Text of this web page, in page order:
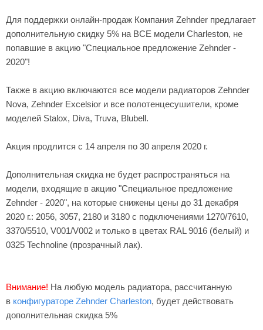
Для поддержки онлайн-продаж Компания Zehnder предлагает
дополнительную скидку 5% на ВСЕ модели Charleston, не
попавшие в акцию "Специальное предложение Zehnder -
2020"!
Также в акцию включаются все модели радиаторов Zehnder
Nova, Zehnder Excelsior и все полотенцесушители, кроме
моделей Stalox, Diva, Truva, Blubell.
Акция продлится с 14 апреля по 30 апреля 2020 г.
Дополнительная скидка не будет распространяться на
модели, входящие в акцию "Специальное предложение
Zehnder - 2020", на которые снижены цены до 31 декабря
2020 г.: 2056, 3057, 2180 и 3180 с подключениями 1270/7610,
3370/5510, V001/V002 и только в цветах RAL 9016 (белый) и
0325 Technoline (прозрачный лак).
Внимание! На любую модель радиатора, рассчитанную
в конфигураторе Zehnder Charleston, будет действовать
дополнительная скидка 5%